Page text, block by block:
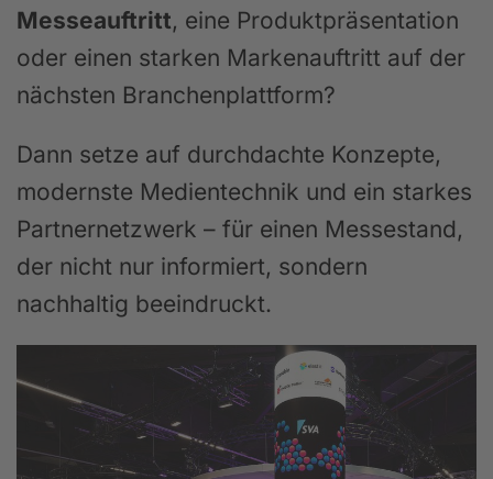
Messeauftritt, eine Produktpräsentation
oder einen starken Markenauftritt auf der
nächsten Branchenplattform?
Dann setze auf durchdachte Konzepte,
modernste Medientechnik und ein starkes
Partnernetzwerk – für einen Messestand,
der nicht nur informiert, sondern
nachhaltig beeindruckt.